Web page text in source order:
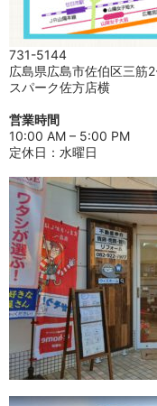
731-5144
広島県広島市佐伯区三筋
スパーク佐方店横
営業時間
10:00 AM – 5:00 PM
定休日：水曜日